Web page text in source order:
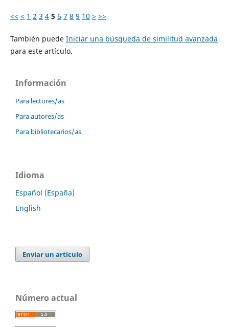
<< < 1 2 3 4 5 6 7 8 9 10 > >>
También puede Iniciar una búsqueda de similitud avanzada
para este artículo.
Información
Para lectores/as
Para autores/as
Para bibliotecarios/as
Idioma
Español (España)
English
Enviar un artículo
Número actual